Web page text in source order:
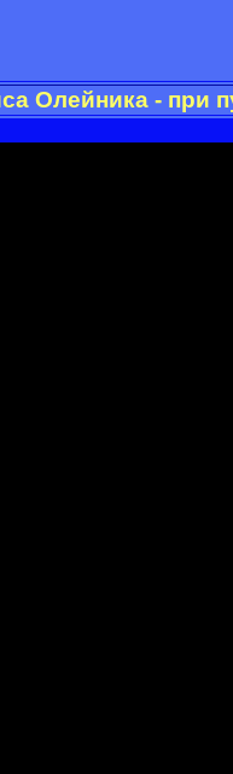
Олейника - при